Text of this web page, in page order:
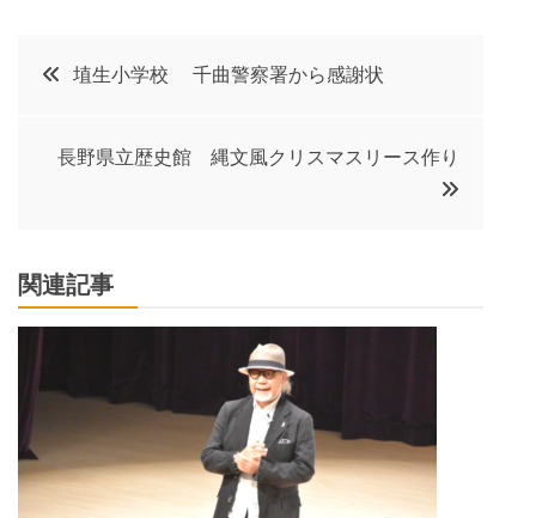
投
ビ
ゲ
ー
シ
埴生小学校 千曲警察署から感謝状
長野県立歴史館 縄文風クリスマスリース作り
関連記事